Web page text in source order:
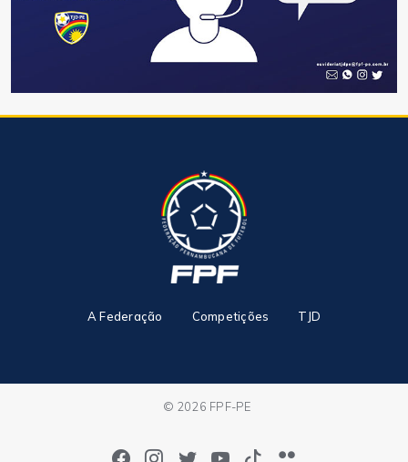
A Federação Competições TJD
© 2026 FPF-PE